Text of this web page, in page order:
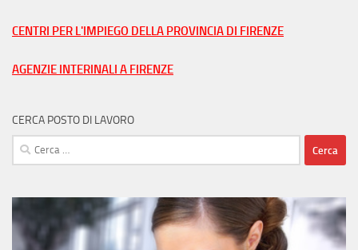
tua
CENTRI PER L'IMPIEGO DELLA PROVINCIA DI FIRENZE
AGENZIE INTERINALI A FIRENZE
CERCA POSTO DI LAVORO
Ricerca
per: